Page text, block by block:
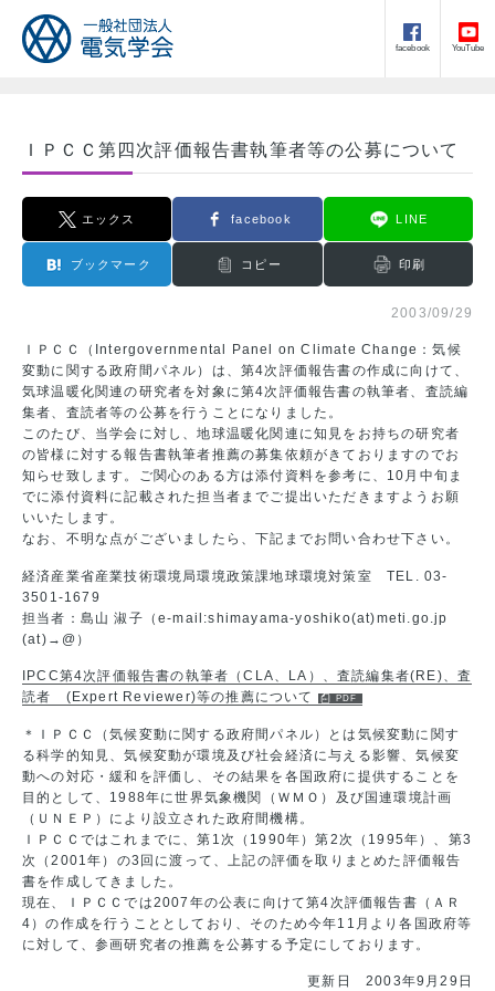
facebook YouTube
ＩＰＣＣ第四次評価報告書執筆者等の公募について
エックス facebook LINE
ブックマーク コピー 印刷
2003/09/29
ＩＰＣＣ（Intergovernmental Panel on Climate Change：気候
変動に関する政府間パネル）は、第4次評価報告書の作成に向けて、
気球温暖化関連の研究者を対象に第4次評価報告書の執筆者、査読編
集者、査読者等の公募を行うことになりました。
このたび、当学会に対し、地球温暖化関連に知見をお持ちの研究者
の皆様に対する報告書執筆者推薦の募集依頼がきておりますのでお
知らせ致します。ご関心のある方は添付資料を参考に、10月中旬ま
でに添付資料に記載された担当者までご提出いただきますようお願
いいたします。
なお、不明な点がございましたら、下記までお問い合わせ下さい。
経済産業省産業技術環境局環境政策課地球環境対策室 TEL. 03-
3501-1679
担当者：島山 淑子（e-mail:shimayama-yoshiko(at)meti.go.jp
(at)→@）
IPCC第4次評価報告書の執筆者（CLA、LA）、査読編集者(RE)、査
読者 (Expert Reviewer)等の推薦について
＊ＩＰＣＣ（気候変動に関する政府間パネル）とは気候変動に関す
る科学的知見、気候変動が環境及び社会経済に与える影響、気候変
動への対応・緩和を評価し、その結果を各国政府に提供することを
目的として、1988年に世界気象機関（ＷＭＯ）及び国連環境計画
（ＵＮＥＰ）により設立された政府間機構。
ＩＰＣＣではこれまでに、第1次（1990年）第2次（1995年）、第3
次（2001年）の3回に渡って、上記の評価を取りまとめた評価報告
書を作成してきました。
現在、ＩＰＣＣでは2007年の公表に向けて第4次評価報告書（ＡＲ
4）の作成を行うこととしており、そのため今年11月より各国政府等
に対して、参画研究者の推薦を公募する予定にしております。
更新日 2003年9月29日